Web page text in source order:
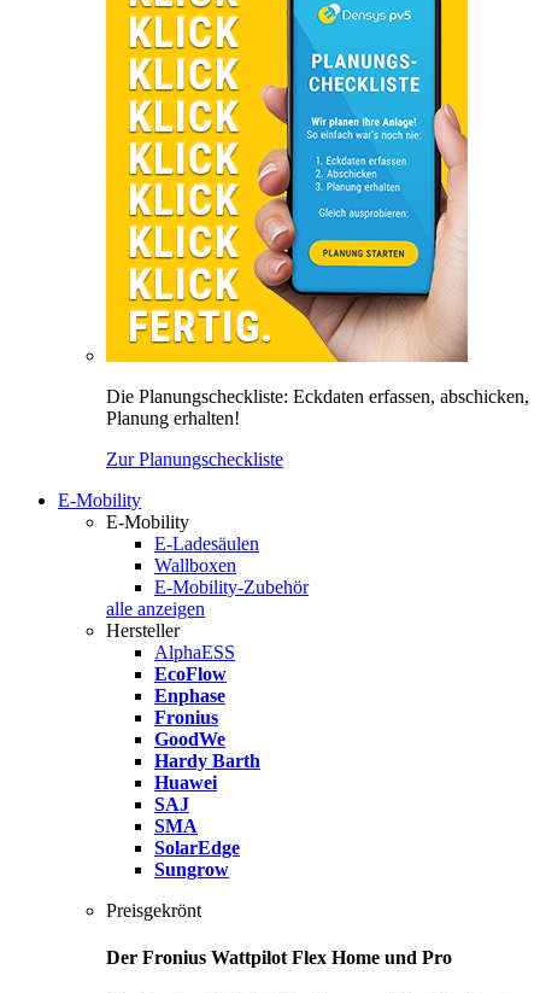
Die Planungscheckliste: Eckdaten erfassen, abschicken,
Planung erhalten!
Zur Planungscheckliste
E-Mobility
E-Mobility
E-Ladesäulen
Wallboxen
E-Mobility-Zubehör
alle anzeigen
Hersteller
AlphaESS
EcoFlow
Enphase
Fronius
GoodWe
Hardy Barth
Huawei
SAJ
SMA
SolarEdge
Sungrow
Preisgekrönt
Der Fronius Wattpilot Flex Home und Pro